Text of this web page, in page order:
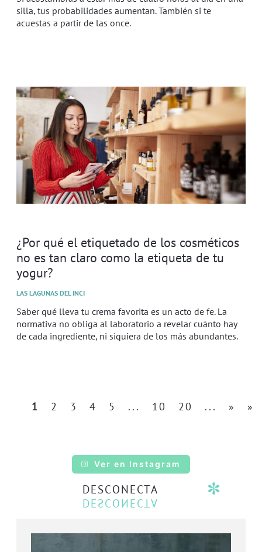
silla, tus probabilidades aumentan. También si te
acuestas a partir de las once.
¿Por qué el etiquetado de los cosméticos
no es tan claro como la etiqueta de tu
yogur?
LAS LAGUNAS DEL INCI
Saber qué lleva tu crema favorita es un acto de fe. La
normativa no obliga al laboratorio a revelar cuánto hay
de cada ingrediente, ni siquiera de los más abundantes.
1 2 3 4 5 ... 10 20 ... » »
Ver en Instagram
DESCONECTA